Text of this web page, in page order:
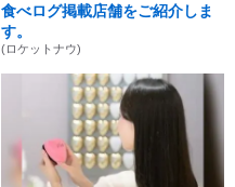
食べログ掲載店舗をご紹介しま
す。
(ロケットナウ)